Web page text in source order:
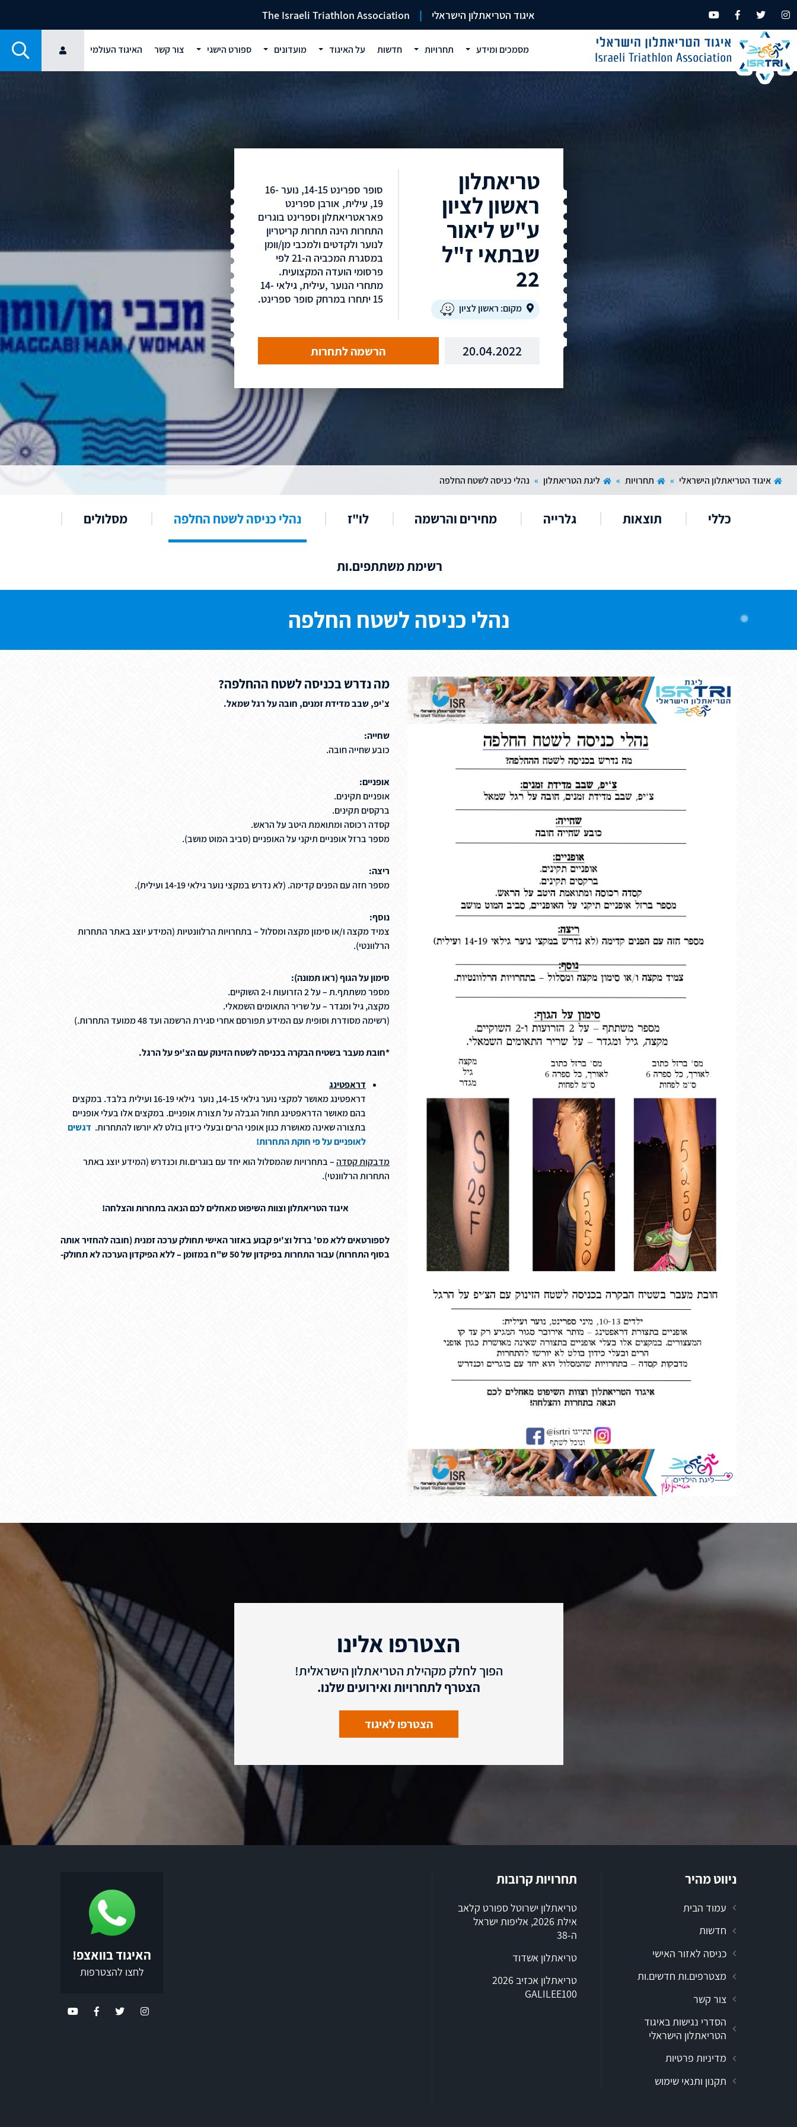
איגוד הטריאתלון הישראלי |
The Israeli Triathlon Association
מסמכים ומידע תחרויות חדשות על האיגוד מועדונים ספורט הישגי צור קשר האיגוד העולמי
טריאתלון
ראשון לציון
ע"ש ליאור
שבתאי ז"ל
22
מקום: ראשון לציון
סופר ספרינט 14-15, נוער 16-
19, עילית, אורבן ספרינט
פאראטריאתלון וספרינט בוגרים
התחרות הינה תחרות קריטריון
לנוער ולקדטים ולמכבי מן/וומן
במסגרת המכביה ה-21 לפי
פרסומי הועדה המקצועית.
מתחרי הנוער ,עילית, גילאי 14-
15 יתחרו במרחק סופר ספרינט.
20.04.2022 הרשמה לתחרות
איגוד הטריאתלון הישראלי » תחרויות » ליגת הטריאתלון » נהלי כניסה לשטח החלפה
כללי תוצאות גלרייה מחירים והרשמה לו"ז נהלי כניסה לשטח החלפה מסלולים
רשימת משתתפים.ות
נהלי כניסה לשטח החלפה
מה נדרש בכניסה לשטח ההחלפה?
צ’יפ, שבב מדידת זמנים, חובה על רגל שמאל.
שחייה:
כובע שחייה חובה.
אופניים:
אופניים תקינים.
ברקסים תקינים.
קסדה רכוסה ומתואמת היטב על הראש.
מספר ברזל אופניים תיקני על האופניים (סביב המוט מושב).
ריצה:
מספר חזה עם הפנים קדימה. (לא נדרש במקצי נוער גילאי 14-19 ועילית).
נוסף:
צמיד מקצה ו/או סימון מקצה ומסלול – בתחרויות הרלוונטיות (המידע יוצג באתר התחרות
הרלוונטי).
סימון על הגוף (ראו תמונה):
מספר משתתף.ת – על 2 הזרועות ו-2 השוקיים.
מקצה, גיל ומגדר – על שריר התאומים השמאלי.
(רשימה מסודרת וסופית עם המידע תפורסם אחרי סגירת הרשמה ועד 48 ממועד התחרות.)
*חובת מעבר בשטיח הבקרה בכניסה לשטח הזינוק עם הצ'יפ על הרגל.
דראפטינג
דראפטינג מאושר למקצי נוער גילאי 14-15, נוער גילאי 16-19 ועילית בלבד. במקצים
בהם מאושר הדראפטינג תחול הגבלה על תצורת אופניים. במקצים אלו בעלי אופניים
בתצורה שאינה מאושרת כגון אופני הרים ובעלי כידון בולט לא יורשו להתחרות. דגשים
לאופניים על פי חוקת התחרות!
מדבקות קסדה– בתחרויות שהמסלול הוא יחד עם בוגרים.ות וכנדרש (המידע יוצג באתר
התחרות הרלוונטי).
איגוד הטריאתלון וצוות השיפוט מאחלים לכםהנאה בתחרות והצלחה!
לספורטאים ללא מס' ברזל וצ'יפ קבוע באזור האישי תחולק ערכה זמנית (חובה להחזיר אותה
בסוף התחרות) עבור התחרות בפיקדון של 50 ש"ח במזומן – ללא הפיקדון הערכה לא תחולק-
הצטרפו אלינו
הפוך לחלק מקהילת הטריאתלון הישראלית!
הצטרף לתחרויות ואירועים שלנו.
הצטרפו לאיגוד
ניווט מהיר
עמוד הבית
חדשות
כניסה לאזור האישי
מצטרפים.ות חדשים.ות
צור קשר
הסדרי נגישות באיגוד
הטריאתלון הישראלי
מדיניות פרטיות
תקנון ותנאי שימוש
תחרויות קרובות
טריאתלון ישרוטל ספורט קלאב
אילת 2026, אליפות ישראל
ה-38
טריאתלון אשדוד
טריאתלון אכזיב 2026
GALILEE100
האיגוד בוואצפ!
לחצו להצטרפות